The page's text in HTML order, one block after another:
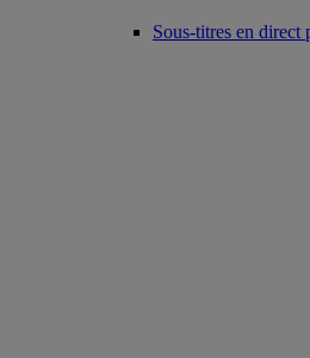
Sous-titres en direct